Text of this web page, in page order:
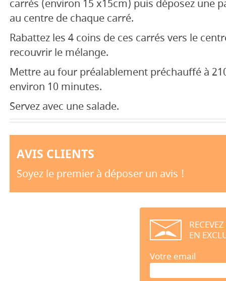
carrés (environ 15 x15cm) puis déposez une
au centre de chaque carré.
Rabattez les 4 coins de ces carrés vers le
recouvrir le mélange.
Mettre au four préalablement préchauffé à
environ 10 minutes.
Servez avec une salade.
AVIS CLIENTS
Soyez le premier à déposer un avis !
EN
Votre email